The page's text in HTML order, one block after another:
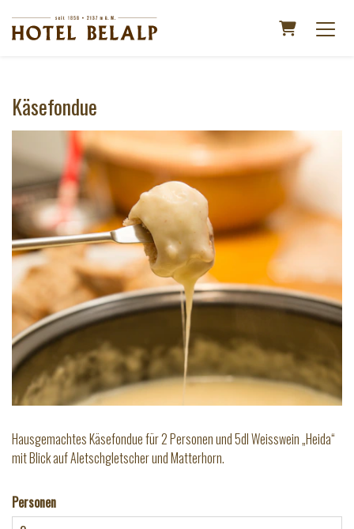
Warenkorb
Käsefondue
Hausgemachtes Käsefondue für 2 Personen und 5dl Weisswein „Heida“
mit Blick auf Aletschgletscher und Matterhorn.
Personen